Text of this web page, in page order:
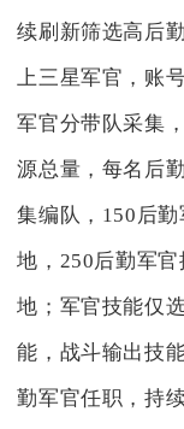
续刷新筛选高后
上三星军官，账
军官分带队采集
源总量，每名后
集编队，150后
地，250后勤军
地；军官技能仅
能，战斗输出技
勤军官任职，持